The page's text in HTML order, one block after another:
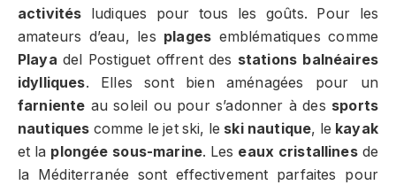
activités ludiques pour tous les goûts. Pour les
amateurs d’eau, les plages emblématiques comme
Playa del Postiguet offrent des stations balnéaires
idylliques. Elles sont bien aménagées pour un
farniente au soleil ou pour s’adonner à des sports
nautiques comme le jet ski, le ski nautique, le kayak
et la plongée sous-marine. Les eaux cristallinesde
la Méditerranée sont effectivement parfaites pour